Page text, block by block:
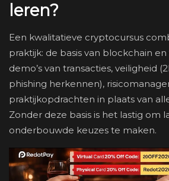
leren?
Een kwalitatieve cryptocursus
praktijk: de basis van blockchain
demo’s van transacties, veiligheid
phishing herkennen),
praktijkopdrachten in plaats van
Zonder deze basis is het lastig om
onderbouwde keuzes te maken.